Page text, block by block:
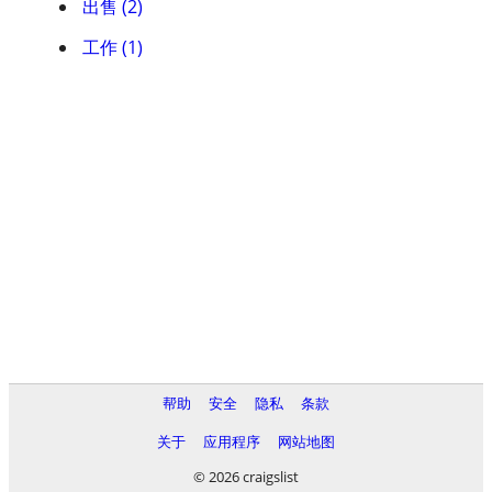
出售 (2)
工作 (1)
帮助 安全 隐私
条款
关于
应用程序
网站地图
© 2026 craigslist